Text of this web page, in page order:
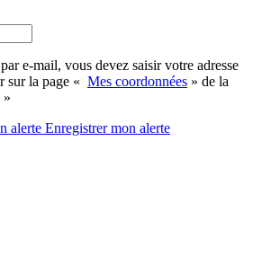
e-mail, vous devez saisir votre adresse
sur la page « Mes coordonnées » de la
»
alerte Enregistrermon alerte